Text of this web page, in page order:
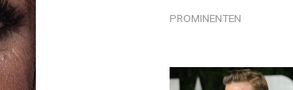
PROMINENTEN